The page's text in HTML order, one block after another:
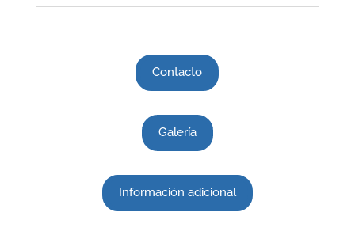
Contacto
Galería
Información adicional